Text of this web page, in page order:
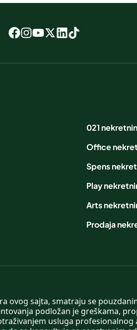
ovog sajta, smatraju se
podložan je greškama,
usluga
021
Office
Spens
Play
Arts
Prodaja